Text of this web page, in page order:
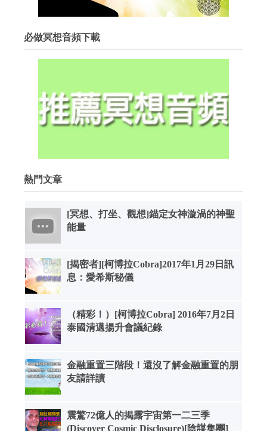
必做冥想音頻下載
熱門文章
[冥想、打坐、觀想]錨定女神漩渦的神聖
能量
[揭密者][柯博拉Cobra]2017年1月29日訊
息：愛希斯秘儀
（精彩！）[柯博拉Cobra] 2016年7月2日
泰國清邁揚升會議紀錄
金融重置三階段！還沒了解金融重置的朋
友請詳讀
震驚72億人的揭露宇宙第一二三季
(Discover Cosmic Disclosure)[陰謀集團]